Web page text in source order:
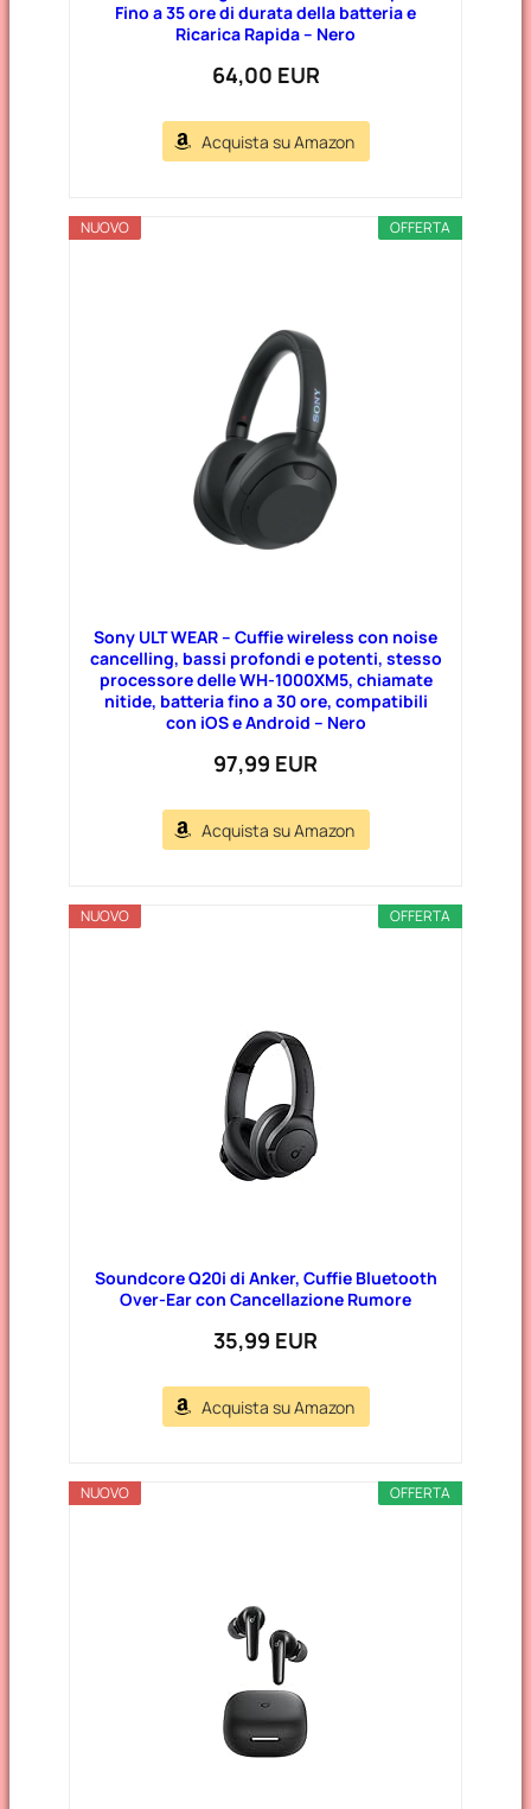
Fino a 35 ore di durata della batteria e
Ricarica Rapida – Nero
64,00 EUR
Acquista su Amazon
OFFERTA
NUOVO
Sony ULT WEAR – Cuffie wireless con noise
cancelling, bassi profondi e potenti, stesso
processore delle WH-1000XM5, chiamate
nitide, batteria fino a 30 ore, compatibili
con iOS e Android – Nero
97,99 EUR
Acquista su Amazon
OFFERTA
NUOVO
Soundcore Q20i di Anker, Cuffie Bluetooth
Over-Ear con Cancellazione Rumore
35,99 EUR
Acquista su Amazon
OFFERTA
NUOVO